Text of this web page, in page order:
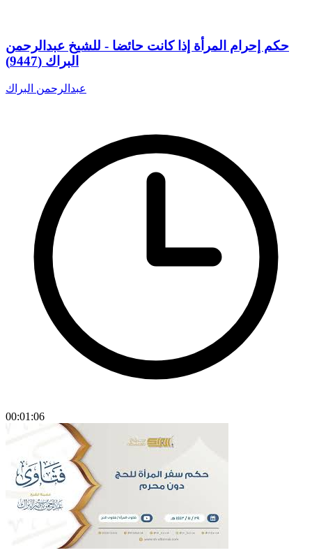
حكم إحرام المرأة إذا كانت حائضا - للشيخ عبدالرحمن
البراك (9447)
عبدالرحمن البراك
00:01:06